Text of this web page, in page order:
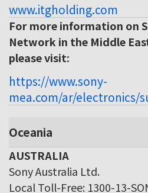
www.itgholding.com
For more information on
Network in the Middle
please visit:
https://www.sony-
mea.com/ar/electronics/
Oceania
AUSTRALIA
Sony Australia Ltd.
Local Toll-Free: 1300-13-